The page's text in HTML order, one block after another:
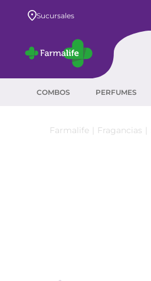
Sucursales
COMBOS PERFUMES
Fragancias